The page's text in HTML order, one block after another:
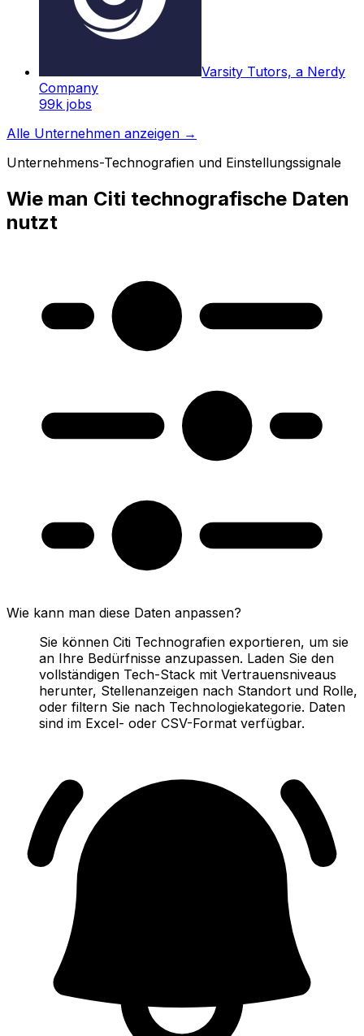
Varsity Tutors, a Nerdy
Company
99k jobs
Alle Unternehmen anzeigen →
Unternehmens-Technografien und Einstellungssignale
Wie man Citi technografische Daten
nutzt
Wie kann man diese Daten anpassen?
Sie können Citi Technografien exportieren, um sie
an Ihre Bedürfnisse anzupassen. Laden Sie den
vollständigen Tech-Stack mit Vertrauensniveaus
herunter, Stellenanzeigen nach Standort und Rolle,
oder filtern Sie nach Technologiekategorie. Daten
sind im Excel- oder CSV-Format verfügbar.